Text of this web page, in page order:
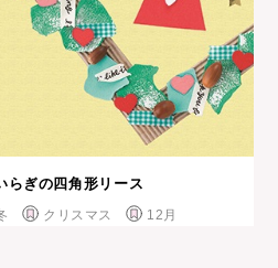
らぎの四角形リース
クリスマス 12月